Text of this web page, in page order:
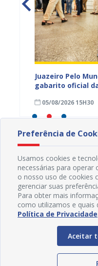
Juazeiro Pelo
gabarito oficial
05/08/2026 15H30
Preferência de
Usamos cookies e
necessárias para operar
o nosso uso de cookies
gerenciar suas
Para obter mais
como utilizamos e quais
Política de Privacidade
Aceitar